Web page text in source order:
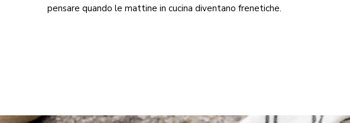
pensare quando le mattine in cucina diventano frenetiche.